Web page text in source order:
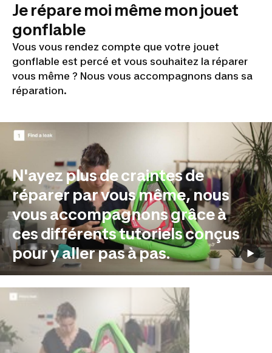
Je répare moi même mon jouet
gonflable
Vous vous rendez compte que votre jouet
gonflable est percé et vous souhaitez la réparer
vous même ? Nous vous accompagnons dans sa
réparation.
N'ayez plus de craintes de
réparer par vous même, nous
vous accompagnons grâce à
ces différents tutoriels conçus
pour y aller pas à pas.